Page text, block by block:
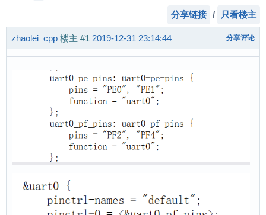
分享链接 / 只看楼主
zhaolei_cpp 楼主 #1 2019-12-31 23:14:44 分享评论